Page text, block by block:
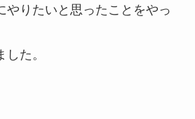
やりたいと思ったことをやっ
た。